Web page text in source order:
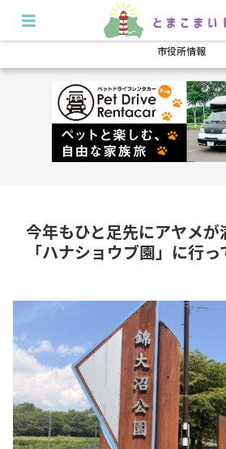
開店・閉店 イベント グルメ
市役所情報
今年もひと足先にアヤメ
「ハナショウブ園」に行